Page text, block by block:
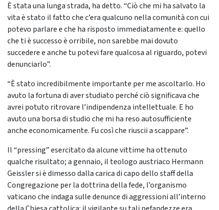
È stata una lunga strada, ha detto. “Ciò che mi ha salvato la
vita è stato il fatto che c’era qualcuno nella comunità con cui
potevo parlare e che ha risposto immediatamente e: quello
che ti è successo è orribile, non sarebbe mai dovuto
succedere e anche tu potevi fare qualcosa al riguardo, potevi
denunciarlo”.
“È stato incredibilmente importante per me ascoltarlo. Ho
avuto la fortuna di aver studiato perché ciò significava che
avrei potuto ritrovare l’indipendenza intellettuale. E ho
avuto una borsa di studio che mi ha reso autosufficiente
anche economicamente. Fu così che riuscii a scappare”.
Il “pressing” esercitato da alcune vittime ha ottenuto
qualche risultato; a gennaio, il teologo austriaco Hermann
Geissler si è dimesso dalla carica di capo dello staff della
Congregazione per la dottrina della fede, l’organismo
vaticano che indaga sulle denunce di aggressioni all’interno